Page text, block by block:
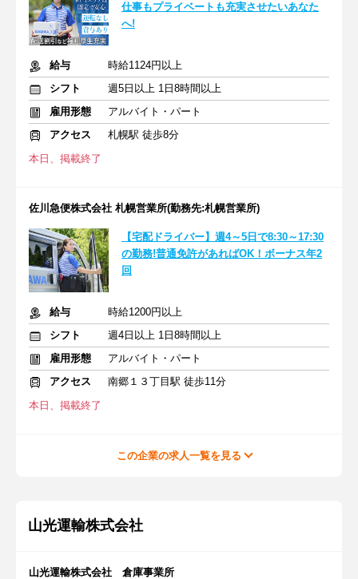
仕事もプライベートも充実させたいあなた
へ!
給与
時給1124円以上
シフト
週5日以上 1日8時間以上
雇用形態
アルバイト・パート
アクセス
札幌駅 徒歩8分
本日、掲載終了
佐川急便株式会社 札幌営業所(勤務先:札幌営業所)
【宅配ドライバー】週4～5日で8:30～17:30
の勤務!普通免許があればOK！ボーナス年2
回
給与
時給1200円以上
シフト
週4日以上 1日8時間以上
雇用形態
アルバイト・パート
アクセス
南郷１３丁目駅 徒歩11分
本日、掲載終了
この企業の求人一覧を見る
山光運輸株式会社
山光運輸株式会社 倉庫事業所